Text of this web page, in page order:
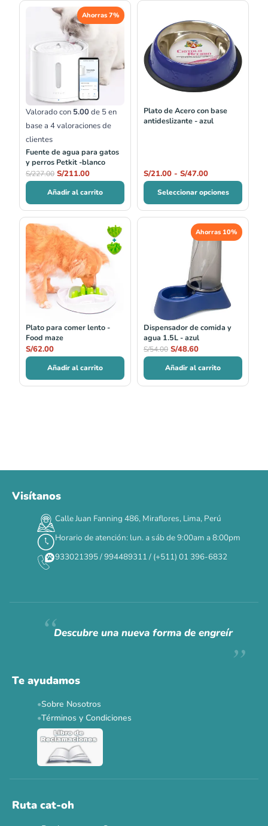
Ahorras 7%
Valorado con 5.00de 5 en
base a 4valoraciones de
clientes
Fuente de agua para gatos
y perros Petkit -blanco
S/227.00
El
precio
original
era:
S/227.00.
S/211.00
El
precio
es:
S/211.00.
Añadir al carrito
Plato de Acero con base
antideslizante - azul
S/21.00 - S/47.00
de
precios:
desde
S/21.00
hasta
S/47.00
Seleccionar opciones
Plato para comer lento -
Food maze
S/62.00
Añadir al carrito
Ahorras 10%
Dispensador de comida y
agua 1.5L - azul
S/54.00
precio
original
S/54.00.
S/48.60
El
precio
actual
es:
S/48.60.
Añadir al carrito
DÍAS HORAS MIN SEG
✕
Siempre fuimosraros.
Ver todas las promos 🐾
Visítanos
Calle Juan Fanning 486, Miraflores, Lima, Perú
Horario de atención: lun. a sáb de 9:00am a 8:00pm
933021395 / 994489311 / (+511) 01 396-6832
Descubre una nueva forma de engreír
Te ayudamos
Sobre Nosotros
Términos y Condiciones
Ruta cat-oh